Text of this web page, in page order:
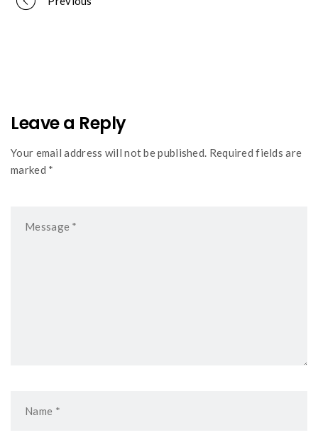
Leave a Reply
Your email address will not be published. Required fields are
marked *